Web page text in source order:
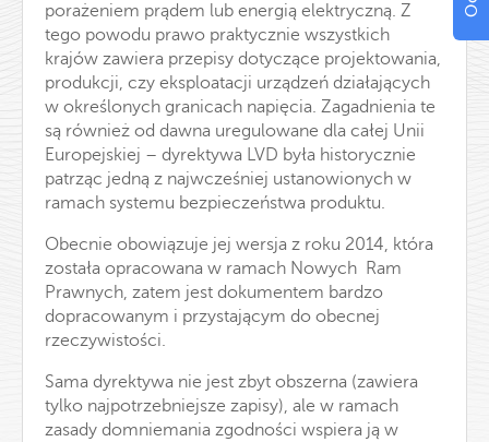
porażeniem prądem lub energią elektryczną. Z
tego powodu prawo praktycznie wszystkich
krajów zawiera przepisy dotyczące projektowania,
produkcji, czy eksploatacji urządzeń działających
w określonych granicach napięcia. Zagadnienia te
są również od dawna uregulowane dla całej Unii
Europejskiej – dyrektywa LVD była historycznie
patrząc jedną z najwcześniej ustanowionych w
ramach systemu bezpieczeństwa produktu.
Obecnie obowiązuje jej wersja z roku 2014, która
została opracowana w ramach Nowych Ram
Prawnych, zatem jest dokumentem bardzo
dopracowanym i przystającym do obecnej
rzeczywistości.
Sama dyrektywa nie jest zbyt obszerna (zawiera
tylko najpotrzebniejsze zapisy), ale w ramach
zasady domniemania zgodności wspiera ją w